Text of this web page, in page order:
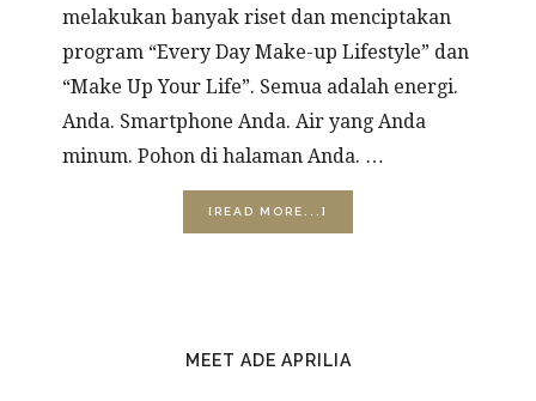
melakukan banyak riset dan menciptakan
program “Every Day Make-up Lifestyle” dan
“Make Up Your Life”. Semua adalah energi.
Anda. Smartphone Anda. Air yang Anda
minum. Pohon di halaman Anda. …
[READ MORE...]
WHICH
MEET ADE APRILIA